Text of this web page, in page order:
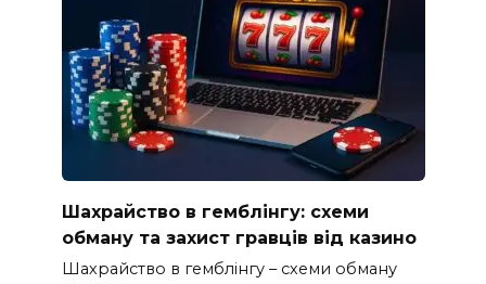
Шахрайство в гемблінгу: схеми
обману та захист гравців від казино
Шахрайство в гемблінгу – схеми обману